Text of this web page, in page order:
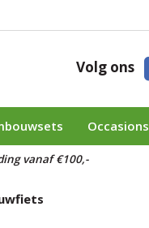
Volg ons
Occasions
vanaf €100,-